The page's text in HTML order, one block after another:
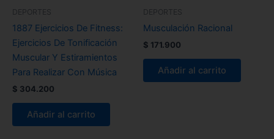
DEPORTES
1887 Ejercicios De Fitness:
Ejercicios De Tonificación
Muscular Y Estiramientos
Para Realizar Con Música
$ 304.200
Añadir al carrito
DEPORTES
Musculación Racional
$ 171.900
Añadir al carrito